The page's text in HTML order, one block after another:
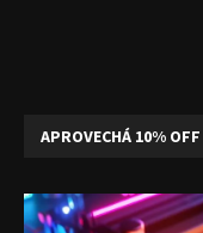
APROVECHÁ 10% OFF